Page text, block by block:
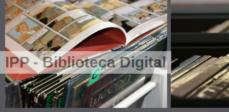
IPP - Biblioteca Digital